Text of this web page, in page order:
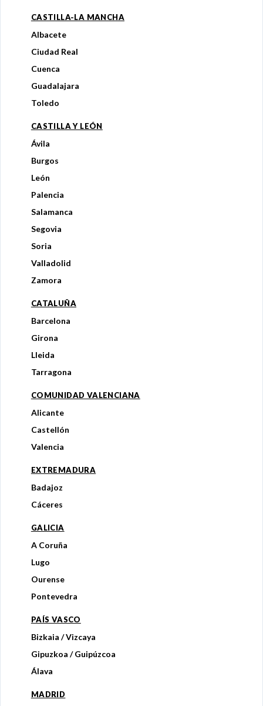
CASTILLA-LA MANCHA
Albacete
Ciudad Real
Cuenca
Guadalajara
Toledo
CASTILLA Y LEÓN
Ávila
Burgos
León
Palencia
Salamanca
Segovia
Soria
Valladolid
Zamora
CATALUÑA
Barcelona
Girona
Lleida
Tarragona
COMUNIDAD VALENCIANA
Alicante
Castellón
Valencia
EXTREMADURA
Badajoz
Cáceres
GALICIA
A Coruña
Lugo
Ourense
Pontevedra
PAÍS VASCO
Bizkaia / Vizcaya
Gipuzkoa / Guipúzcoa
Álava
MADRID